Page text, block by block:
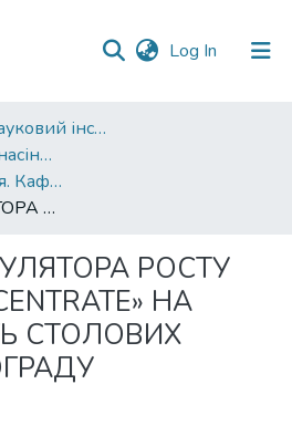
Log In (current)
Навчально-науковий інститут агротехнологій, селекції та екології
Кафедра селекції, насінництва і генетики
Друковані видання. Кафедра селекції, насінництва і генетики
ВПЛИВ СТИМУЛЯТОРА РОСТУ «FOLIAR CONCENTRATE» НА УРОЖАЙНІСТЬ СТОЛОВИХ СОРТІВ ВИНОГРАДУ
РОСТУ
НА
СТОЛОВИХ